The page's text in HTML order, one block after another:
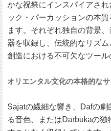
かな祝祭にインスパイアさ
ック・パーカッションの本
ます。それぞれ独自の背景
器を収録し、伝統的なリズ
創造における不可欠なツール
オリエンタル文化の本格的な
Sajatの繊細な響き、Dafの
る音色、またはDarbukaの